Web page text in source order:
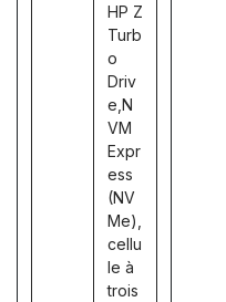
HP Z
Turb
o
Driv
e,N
VM
Expr
ess
(NV
Me),
cellu
le à
trois